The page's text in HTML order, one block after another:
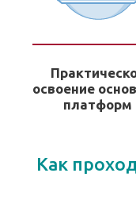
освоение
платформ
Как